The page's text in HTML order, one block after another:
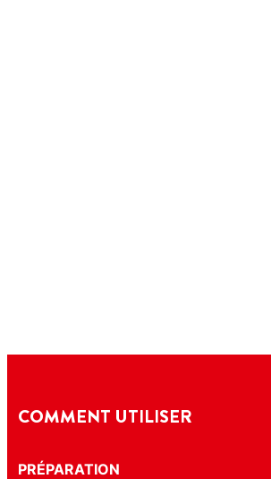
COMMENT UTILISER
PRÉPARATION